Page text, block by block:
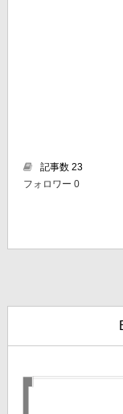
記事数 23
フォロワー 0